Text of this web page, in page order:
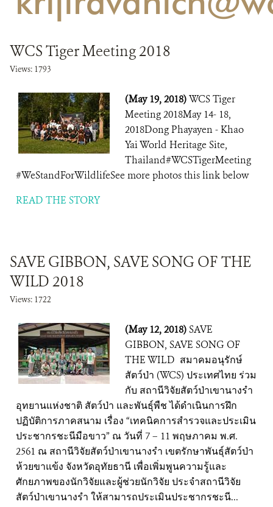
DONATE
WCS Tiger Meeting 2018
Views: 1793
(May 19, 2018)WCS Tiger
Meeting 2018May 14- 18,
2018Dong Phayayen - Khao
Yai World Heritage Site,
Thailand#WCSTigerMeeting
#WeStandForWildlifeSee more photos this link below
READ THE STORY
SAVE GIBBON, SAVE SONG OF THE
WILD 2018
Views: 1722
(May 12, 2018)SAVE
GIBBON, SAVE SONG OF
THE WILD สมาคมอนุรักษ์
สัตว์ป่า (WCS) ประเทศไทย ร่วม
กับ สถานีวิจัยสัตว์ป่าเขานางรำ
อุทยานแห่งชาติ สัตว์ป่า และพันธุ์พืช ได้ดำเนินการฝึก
ปฏิบัติการภาคสนาม เรื่อง “เทคนิคการสำรวจและประเมิน
ประชากรชะนีมือขาว” ณ วันที่ 7 – 11 พฤษภาคม พ.ศ.
2561 ณ สถานีวิจัยสัตว์ป่าเขานางรำ เขตรักษาพันธุ์สัตว์ป่า
ห้วยขาแข้ง จังหวัดอุทัยธานี เพื่อเพิ่มพูนความรู้และ
ศักยภาพของนักวิจัยและผู้ช่วยนักวิจัย ประจำสถานีวิจัย
สัตว์ป่าเขานางรำ ให้สามารถประเมินประชากรชะนี...